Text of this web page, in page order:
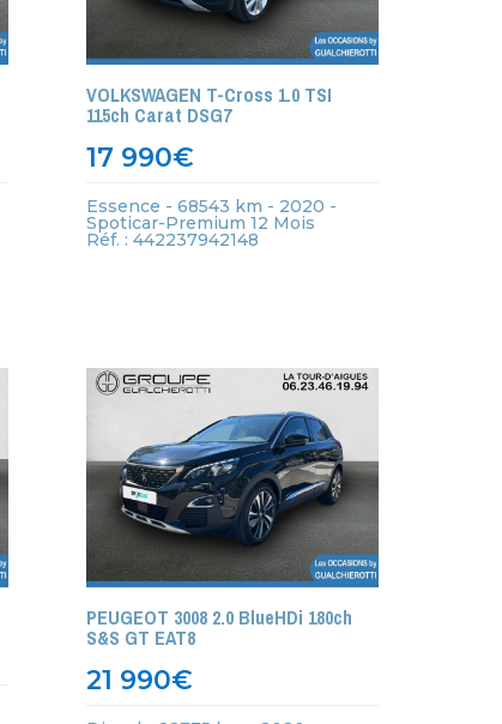
VOLKSWAGEN T-Cross 1.0 TSI
115ch Carat DSG7
17 990€
Essence - 68543 km - 2020 -
Spoticar-Premium 12 Mois
Réf. : 442237942148
PEUGEOT 3008 2.0 BlueHDi 180ch
S&S GT EAT8
21 990€